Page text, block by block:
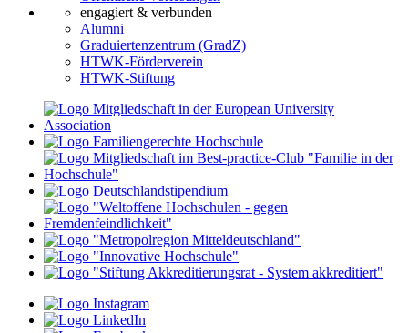
engagiert & verbunden
Alumni
Graduiertenzentrum (GradZ)
HTWK-Förderverein
HTWK-Stiftung